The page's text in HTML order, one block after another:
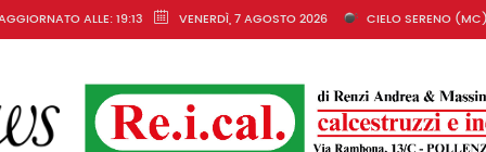
ALLE: 19:13 VENERDÌ, 7 AGOSTO 2026 CIELO SERENO